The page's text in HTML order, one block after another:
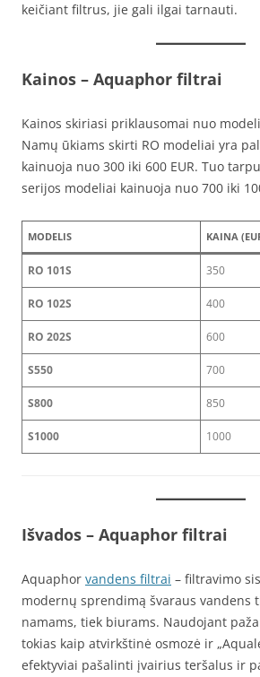
keičiant filtrus, jie gali ilgai tarnauti.
Kainos – Aquaphor filtrai
Kainos skiriasi priklausomai nuo
Namų ūkiams skirti RO modeliai yra
kainuoja nuo 300 iki 600 EUR. Tuo
serijos modeliai kainuoja nuo 700 iki
MODELIS KAINA
RO 101S 350
RO 102S 400
RO 202S 600
S550 700
S800 850
S1000 1000
Išvados – Aquaphor filtrai
Aquaphor vandens filtrai – filtravimo
modernų sprendimą švaraus vandens
namams, tiek biurams. Naudojant
tokias kaip atvirkštinė osmozė ir
efektyviai pašalinti įvairius teršalus ir